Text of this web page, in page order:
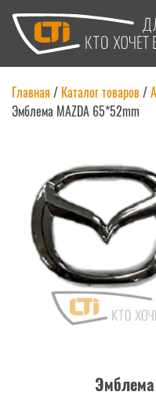
Главная / Каталог товаров/
Эмблема MAZDA 65*52mm
Эмблема